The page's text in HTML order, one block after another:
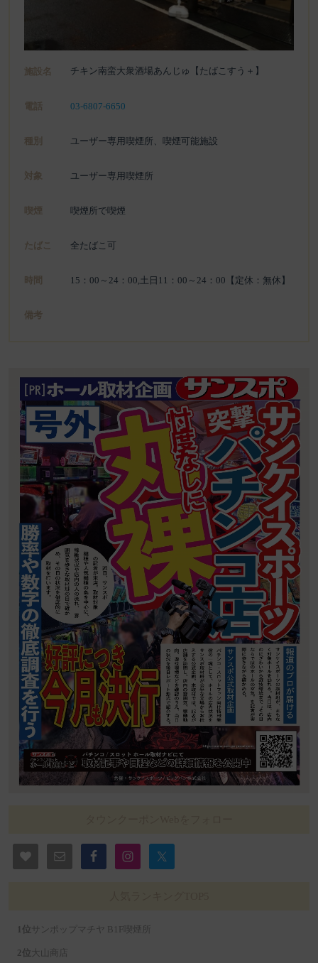
施設名 チキン南蛮大衆酒場あんじゅ【たばこすう＋】
電話 03-6807-6650
種別 ユーザー専用喫煙所、喫煙可能施設
対象 ユーザー専用喫煙所
喫煙 喫煙所で喫煙
たばこ 全たばこ可
時間 15：00～24：00,土日11：00～24：00【定休：無休】
備考
サンポップマチヤ B1F喫煙所
大山商店